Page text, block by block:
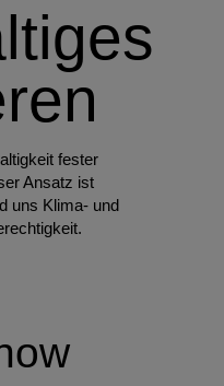
fester
Ansatz ist
uns Klima- und